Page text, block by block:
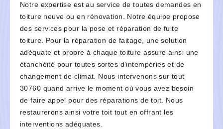
Notre expertise est au service de toutes demandes en
toiture neuve ou en rénovation. Notre équipe propose
des services pour la pose et réparation de fuite
toiture. Pour la réparation de faitage, une solution
adéquate et propre à chaque toiture assure ainsi une
étanchéité pour toutes sortes d’intempéries et de
changement de climat. Nous intervenons sur tout
30760 quand arrive le moment où vous avez besoin
de faire appel pour des réparations de toit. Nous
restaurerons ainsi votre toit tout en offrant les
interventions adéquates.